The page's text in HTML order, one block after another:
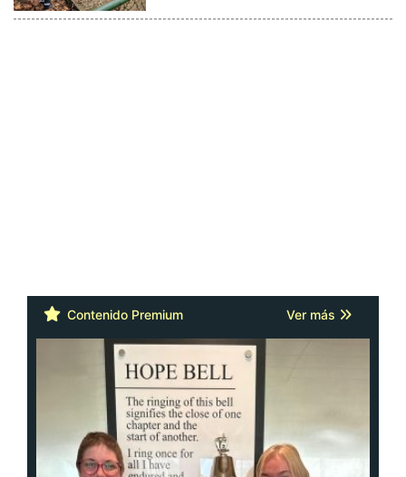
Contenido Premium Ver más